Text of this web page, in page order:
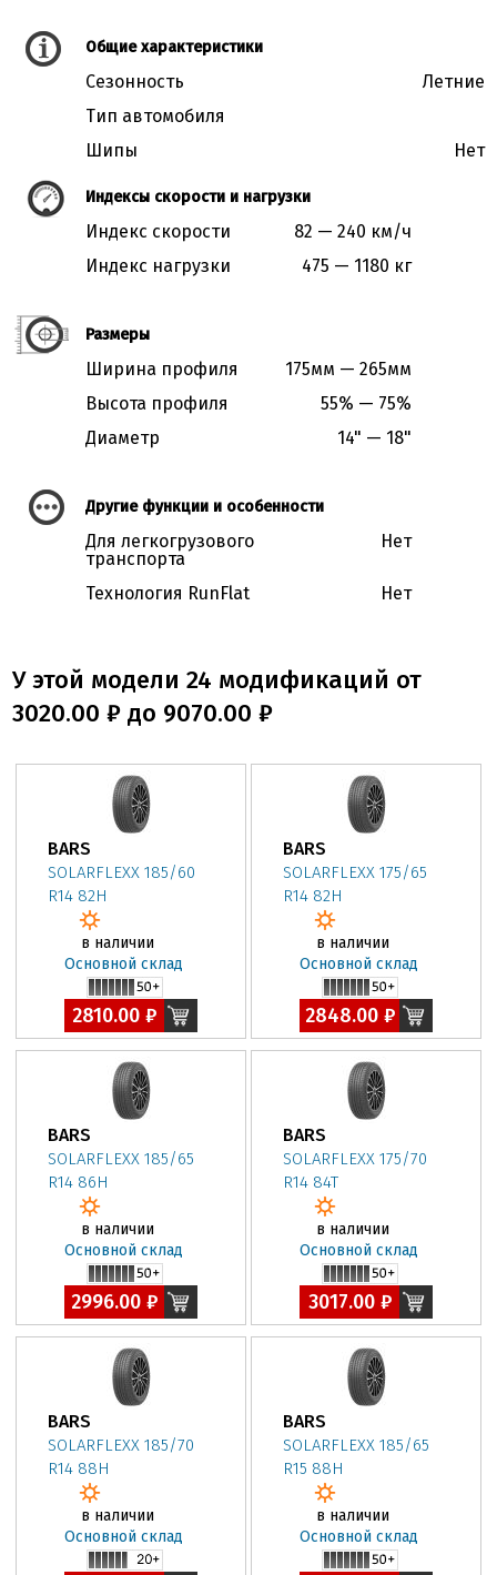
Общие характеристики
Сезонность
Летние
Тип автомобиля
Шипы
Нет
Индексы скорости и нагрузки
Индекс скорости
82 — 240 км/ч
Индекс нагрузки
475 — 1180 кг
Размеры
Ширина профиля
175мм — 265мм
Высота профиля
55% — 75%
Диаметр
14" — 18"
Другие функции и особенности
Для легкогрузового
транспорта
Нет
Технология RunFlat Нет
У этой модели 24 модификаций от
3020.00 ₽ до 9070.00 ₽
BARS
SOLARFLEXX 185/60
R14 82H
в наличии
Основной склад
2810.00 ₽
BARS
SOLARFLEXX 175/65
R14 82H
в наличии
Основной склад
2848.00 ₽
BARS
SOLARFLEXX 185/65
R14 86H
в наличии
Основной склад
2996.00 ₽
BARS
SOLARFLEXX 175/70
R14 84T
в наличии
Основной склад
3017.00 ₽
BARS
SOLARFLEXX 185/70
R14 88H
в наличии
Основной склад
BARS
SOLARFLEXX 185/65
R15 88H
в наличии
Основной склад